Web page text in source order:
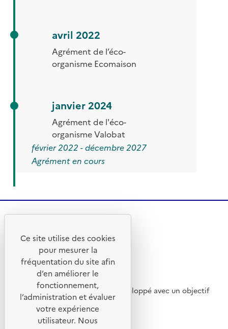
février 2022 - décembre 2027
Agrément en cours
avril 2022
Agrément de l’éco-
organisme Ecomaison
janvier 2024
Agrément de l'éco-
organisme Valobat
Ce site internet a été pensé et développé avec un objectif
d’écoconception.
Ce site utilise des cookies
pour mesurer la
fréquentation du site afin
d’en améliorer le
fonctionnement,
l’administration et évaluer
votre expérience
utilisateur. Nous